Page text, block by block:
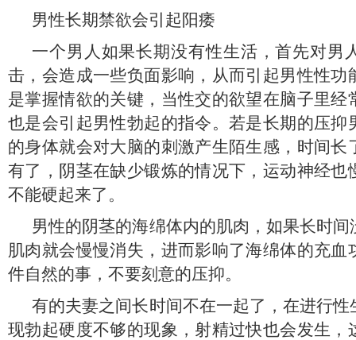
男性长期禁欲会引起阳痿
一个男人如果长期没有性生活，首先对男
击，会造成一些负面影响，从而引起男性性功
是掌握情欲的关键，当性交的欲望在脑子里经
也是会引起男性勃起的指令。若是长期的压抑
的身体就会对大脑的刺激产生陌生感，时间长
有了，阴茎在缺少锻炼的情况下，运动神经也
不能硬起来了。
男性的阴茎的海绵体内的肌肉，如果长时
肌肉就会慢慢消失，进而影响了海绵体的充血
件自然的事，不要刻意的压抑。
有的夫妻之间长时间不在一起了，在进行
现勃起硬度不够的现象，射精过快也会发生，